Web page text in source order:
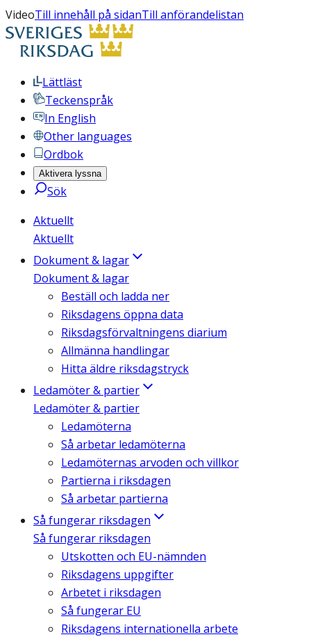
VideoTill innehåll på sidanTill anförandelistan
Lättläst
Teckenspråk
In English
Other languages
Ordbok
Aktivera lyssna
Sök
Aktuellt
Aktuellt
Dokument & lagar
Dokument & lagar
Beställ och ladda ner
Riksdagens öppna data
Riksdagsförvaltningens diarium
Allmänna handlingar
Hitta äldre riksdagstryck
Ledamöter & partier
Ledamöter & partier
Ledamöterna
Så arbetar ledamöterna
Ledamöternas arvoden och villkor
Partierna i riksdagen
Så arbetar partierna
Så fungerar riksdagen
Så fungerar riksdagen
Utskotten och EU-nämnden
Riksdagens uppgifter
Arbetet i riksdagen
Så fungerar EU
Riksdagens internationella arbete